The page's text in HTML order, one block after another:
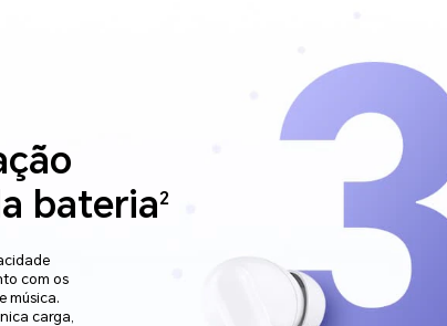
bateria2
com os
música.
carga,